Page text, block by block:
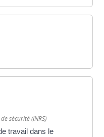
sécurité (INRS)
travail dans le